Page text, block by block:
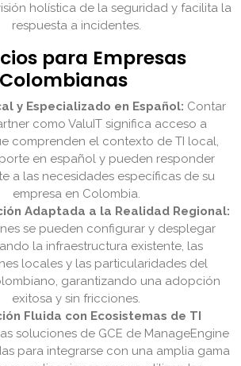
holística de la seguridad y facilita la
respuesta a incidentes.
para Empresas
Colombianas
y Especializado en Español: Contar
como ValuIT significa acceso a
comprenden el contexto de TI local,
en español y pueden responder
a las necesidades específicas de su
empresa en Colombia.
Adaptada a la Realidad Regional:
se pueden configurar y desplegar
la infraestructura existente, las
locales y las particularidades del
garantizando una adopción
exitosa y sin fricciones.
Fluida con Ecosistemas de TI
soluciones de GCE de ManageEngine
para integrarse con una amplia gama